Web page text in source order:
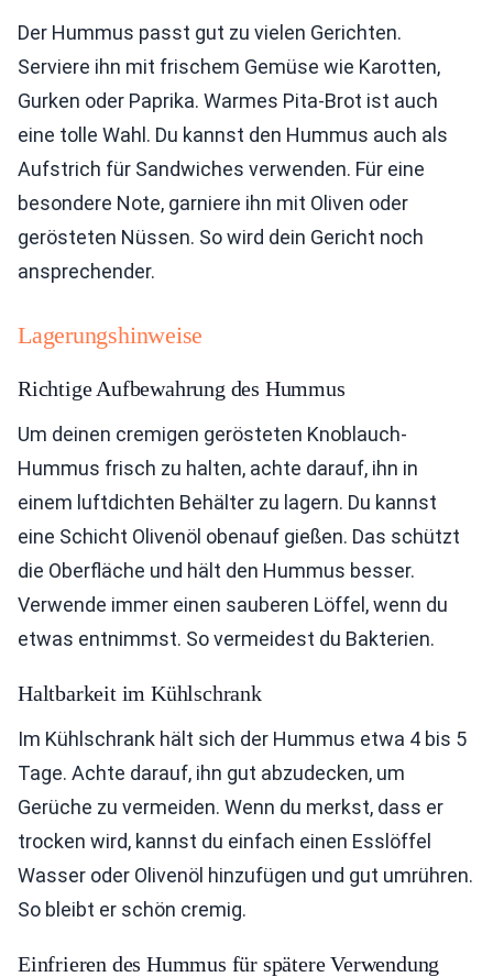
Der Hummus passt gut zu vielen Gerichten.
Serviere ihn mit frischem Gemüse wie Karotten,
Gurken oder Paprika. Warmes Pita-Brot ist auch
eine tolle Wahl. Du kannst den Hummus auch als
Aufstrich für Sandwiches verwenden. Für eine
besondere Note, garniere ihn mit Oliven oder
gerösteten Nüssen. So wird dein Gericht noch
ansprechender.
Lagerungshinweise
Richtige Aufbewahrung des Hummus
Um deinen cremigen gerösteten Knoblauch-
Hummus frisch zu halten, achte darauf, ihn in
einem luftdichten Behälter zu lagern. Du kannst
eine Schicht Olivenöl obenauf gießen. Das schützt
die Oberfläche und hält den Hummus besser.
Verwende immer einen sauberen Löffel, wenn du
etwas entnimmst. So vermeidest du Bakterien.
Haltbarkeit im Kühlschrank
Im Kühlschrank hält sich der Hummus etwa 4 bis 5
Tage. Achte darauf, ihn gut abzudecken, um
Gerüche zu vermeiden. Wenn du merkst, dass er
trocken wird, kannst du einfach einen Esslöffel
Wasser oder Olivenöl hinzufügen und gut umrühren.
So bleibt er schön cremig.
Einfrieren des Hummus für spätere Verwendung